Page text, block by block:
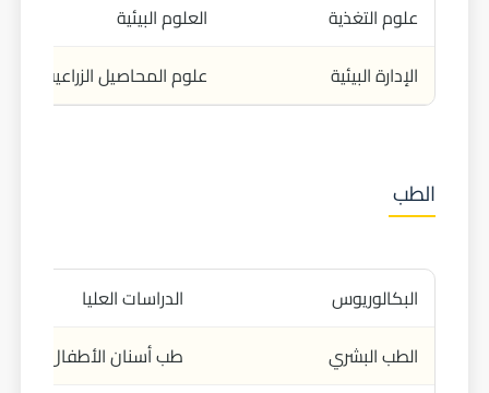
علوم التغذية
العلوم البيئية
الإدارة البيئية
علوم المحاصيل الزراعية
الطب
البكالوريوس
الدراسات العليا
الطب البشري
طب أسنان الأطفال